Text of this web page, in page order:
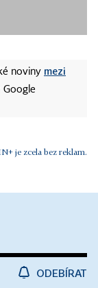
noviny mezi
Google
je zcela bez reklam.
ODEBÍRAT